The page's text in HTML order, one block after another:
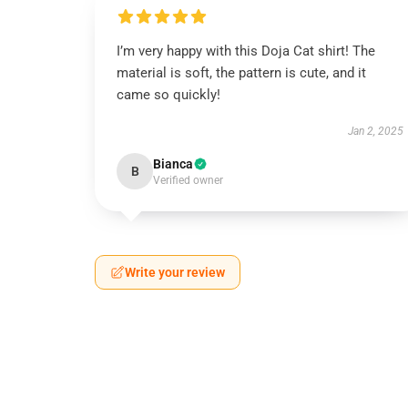
I’m very happy with this Doja Cat shirt! The
material is soft, the pattern is cute, and it
came so quickly!
Jan 2, 2025
B Bianca
Verified owner
Write your review